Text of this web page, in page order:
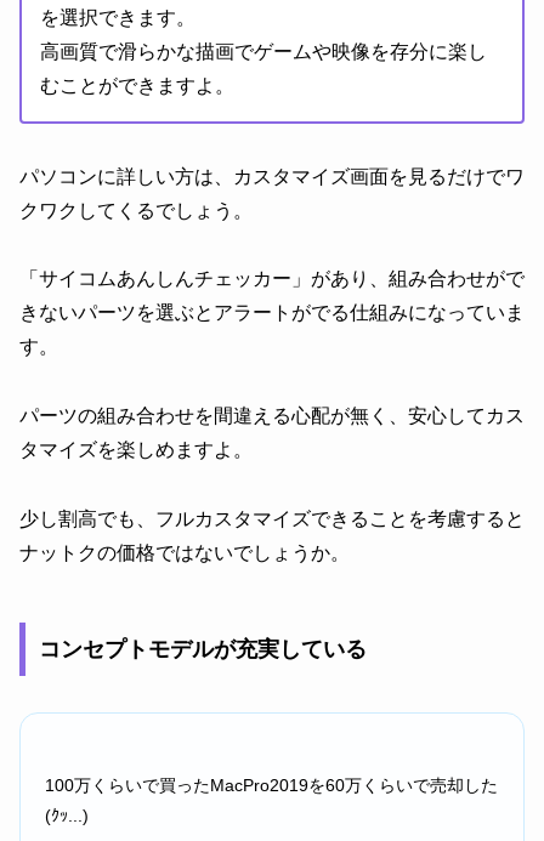
を選択できます。
高画質で滑らかな描画でゲームや映像を存分に楽し
むことができますよ。
パソコンに詳しい方は、カスタマイズ画面を見るだけでワ
クワクしてくるでしょう。
「サイコムあんしんチェッカー」があり、組み合わせがで
きないパーツを選ぶとアラートがでる仕組みになっていま
す。
パーツの組み合わせを間違える心配が無く、安心してカス
タマイズを楽しめますよ。
少し割高でも、フルカスタマイズできることを考慮すると
ナットクの価格ではないでしょうか。
コンセプトモデルが充実している
100万くらいで買ったMacPro2019を60万くらいで売却した
(ｸｯ...)